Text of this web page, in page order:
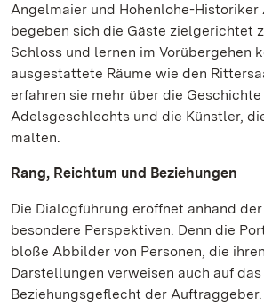
Angelmaier und Hohenlohe-Historiker
begeben sich die Gäste zielgerichtet
Schloss und lernen im Vorübergehen
ausgestattete Räume wie den
erfahren sie mehr über die
Adelsgeschlechts und die Künstler,
malten.
Rang, Reichtum und Beziehungen
Die Dialogführung eröffnet anhand
besondere Perspektiven. Denn die
bloße Abbilder von Personen, die
Darstellungen verweisen auch auf das
Beziehungsgeflecht der